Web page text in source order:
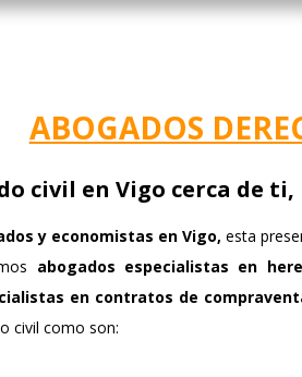
ABOGADOS
civil en Vigo cerca de ti,
y economistas en Vigo, esta
abogados especialistas en
en contratos de
civil como son: